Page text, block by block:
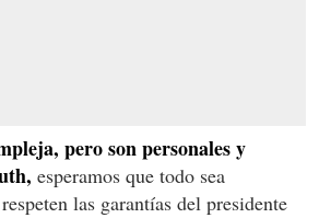
pero son personales y
esperamos que todo sea
las garantías del presidente